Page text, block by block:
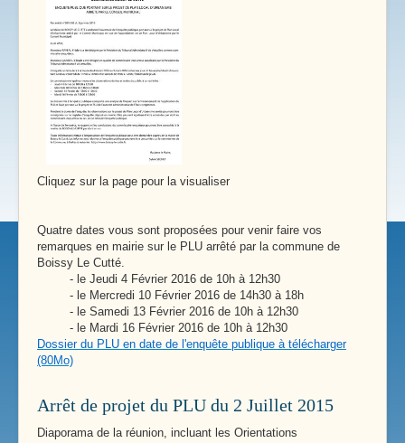
Cliquez sur la page pour la visualiser
Quatre dates vous sont proposées pour venir faire vos
remarques en mairie sur le PLU arrêté par la commune de
Boissy Le Cutté.
- le Jeudi 4 Février 2016 de 10h à 12h30
- le Mercredi 10 Février 2016 de 14h30 à 18h
- le Samedi 13 Février 2016 de 10h à 12h30
- le Mardi 16 Février 2016 de 10h à 12h30
Dossier du PLU en date de l'enquête publique à télécharger
(80Mo)
Arrêt de projet du PLU du 2 Juillet 2015
Diaporama de la réunion, incluant les Orientations